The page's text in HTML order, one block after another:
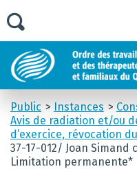
Public Instances
Avis de radiation et/ou
d’exercice, révocation
37-17-012/ Joan Simand
Limitation permanente*